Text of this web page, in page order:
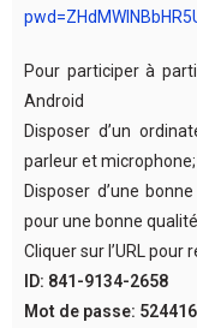
Pour participer à
Android
Disposer d’un
parleur et microphone;
Disposer d’une
pour une bonne
Cliquer sur l’URL pour
ID: 841-9134-2658
Mot de passe: 524416